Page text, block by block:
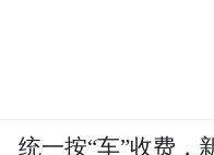
统一按“车”收费，